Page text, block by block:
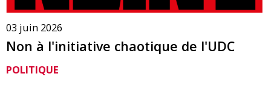
03 juin 2026
Non à l'initiative chaotique de l'UDC
POLITIQUE